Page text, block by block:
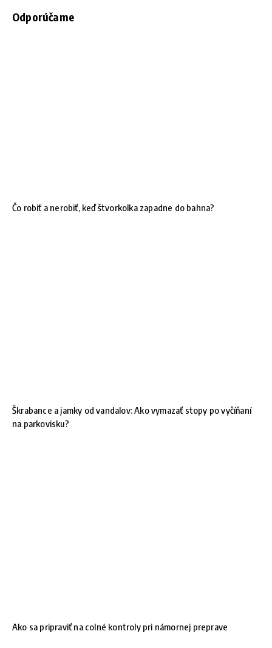
Odporúčame
Čo robiť a nerobiť, keď štvorkolka zapadne do bahna?
Škrabance a jamky od vandalov: Ako vymazať stopy po vyčíňaní
na parkovisku?
Ako sa pripraviť na colné kontroly pri námornej preprave